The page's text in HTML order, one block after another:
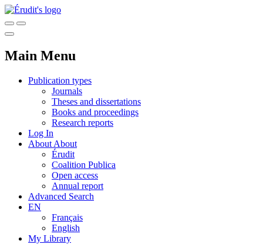
Main Menu
Publication types
Journals
Theses and dissertations
Books and proceedings
Research reports
Log In
About About
Érudit
Coalition Publica
Open access
Annual report
Advanced Search
EN
Français
English
My Library